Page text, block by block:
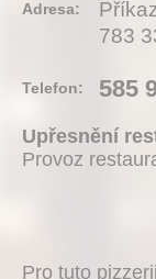
Adresa:
783
Telefon: 585
Upřesnění
Provoz
Pro tuto